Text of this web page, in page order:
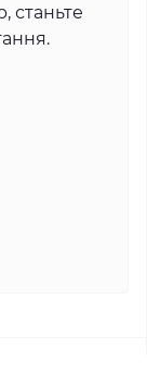
станьте